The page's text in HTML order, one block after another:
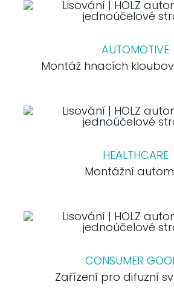
AUTOMOTIVE
Montáž hnacích
HEALTHCARE
Montážní
CONSUMER
Zařízení pro difuzní